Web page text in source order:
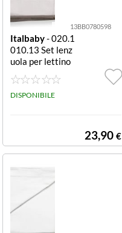
13BB0780598
Italbaby- 020.1
010.13 Set lenz
uola per lettino
Tinta Unita Tort
ora completo
DISPONIBILE
23,90 €